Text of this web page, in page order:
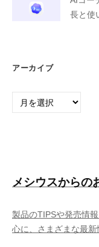
長と使
アーカイブ
ア
メシウスからの
製品のTIPSや発売情
心に、さまざまな最新